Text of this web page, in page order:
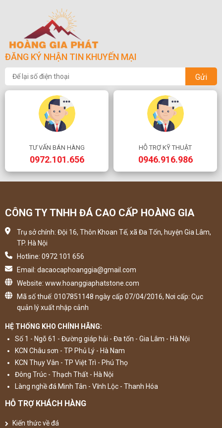
ĐĂNG KÝ NHẬN TIN KHUYẾN MẠI
Gửi
TƯ VẤN BÁN HÀNG
0972.101.656
HỖ TRỢ KỸ THUẬT
0946.916.986
CÔNG TY TNHH ĐÁ CAO CẤP HOÀNG GIA
Trụ sở chính: Đội 16, Thôn Khoan Tế, xã Đa Tốn, huyện Gia Lâm,
TP. Hà Nội
Hotline: 0972 101 656
Email: dacaocaphoanggia@gmail.com
Website: www.hoanggiaphatstone.com
Mã số thuế: 0107851148 ngày cấp 07/04/2016, Nơi cấp: Cục
quản lý xuất nhập cảnh
HỆ THỐNG KHO CHÍNH HÃNG:
Số 1 - Ngõ 61 - Đường giáp hải - Đa tốn - Gia Lâm - Hà Nội
KCN Châu sơn - TP Phủ Lý - Hà Nam
KCN Thụy Vân - TP Việt Trì - Phú Thọ
Đông Trúc - Thạch Thất - Hà Nội
Làng nghề đá Minh Tân - Vĩnh Lộc - Thanh Hóa
HỖ TRỢ KHÁCH HÀNG
Kiến thức về đá